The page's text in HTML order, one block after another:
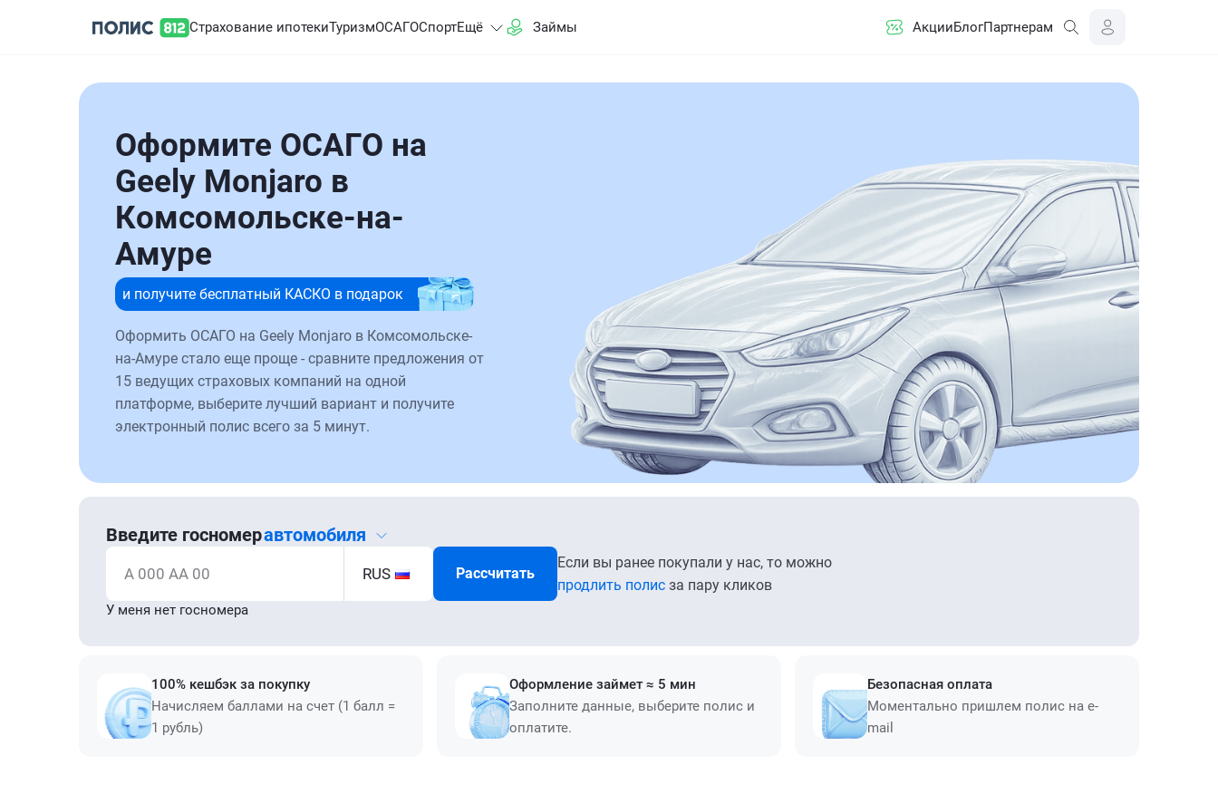
Страхование ипотекиТуризмОСАГОСпортЕщё Займы АкцииБлогПартнерам
Оформите ОСАГО на
Geely Monjaro в
Комсомольске-на-
Амуре
и получите бесплатный КАСКО в подарок
Оформить ОСАГО на Geely Monjaro в Комсомольске-
на-Амуре стало еще проще - сравните предложения от
15 ведущих страховых компаний на одной
платформе, выберите лучший вариант и получите
электронный полис всего за 5 минут.
Введите госномеравтомобиля
А 000 АА 00 RUS Рассчитать
Если вы ранее покупали у нас, то можно
продлить полис за пару кликов
У меня нет госномера
100% кешбэк за покупку
Начисляем баллами на счет (1 балл =
1 рубль)
Оформление займет ≈ 5 мин
Заполните данные, выберите полис и
оплатите.
Безопасная оплата
Моментально пришлем полис на e-
mail